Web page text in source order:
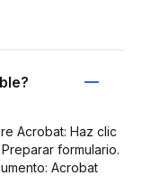
Acrobat: Haz clic
formulario.
Acrobat